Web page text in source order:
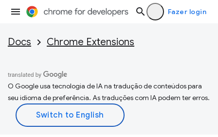
Fazer login
Docs Chrome Extensions
O Google usa tecnologia de IA na tradução de conteúdos para
seu idioma de preferência. As traduções com IA podem ter erros.